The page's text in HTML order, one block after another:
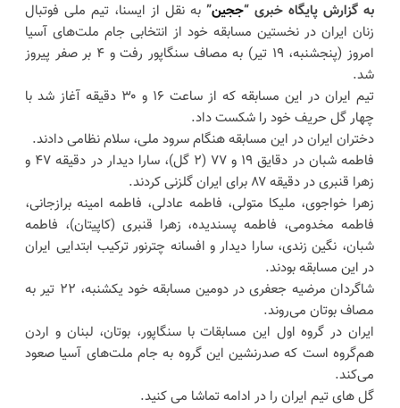
به گزارش پایگاه خبری “ججین”به نقل از ایسنا، تیم ملی فوتبال
زنان ایران در نخستین مسابقه خود از انتخابی جام ملت‌های آسیا
امروز (پنجشنبه، ۱۹ تیر) به مصاف سنگاپور رفت و ۴ بر صفر پیروز
شد.
تیم ایران در این مسابقه که از ساعت ۱۶ و ۳۰ دقیقه آغاز شد با
چهار گل حریف خود را شکست داد.
دختران ایران در این مسابقه هنگام سرود ملی، سلام نظامی دادند.
فاطمه شبان در دقایق ۱۹ و ۷۷ (۲ گل)، سارا دیدار در دقیقه ۴۷ و
زهرا قنبری در دقیقه ۸۷ برای ایران گلزنی کردند.
زهرا خواجوی، ملیکا متولی، فاطمه عادلی، فاطمه امینه برازجانی،
فاطمه مخدومی، فاطمه پسندیده، زهرا قنبری (کاپیتان)، فاطمه
شبان، نگین زندی، سارا دیدار و افسانه چترنور ترکیب ابتدایی ایران
در این مسابقه بودند.
شاگردان مرضیه جعفری در دومین مسابقه خود یکشنبه، ۲۲ تیر به
مصاف بوتان می‌روند.
ایران در گروه اول این مسابقات با سنگاپور، بوتان، لبنان و اردن
هم‌گروه است که صدرنشین این گروه به جام ملت‌های آسیا صعود
می‌کند.
گل های تیم ایران را در ادامه تماشا می کنید.